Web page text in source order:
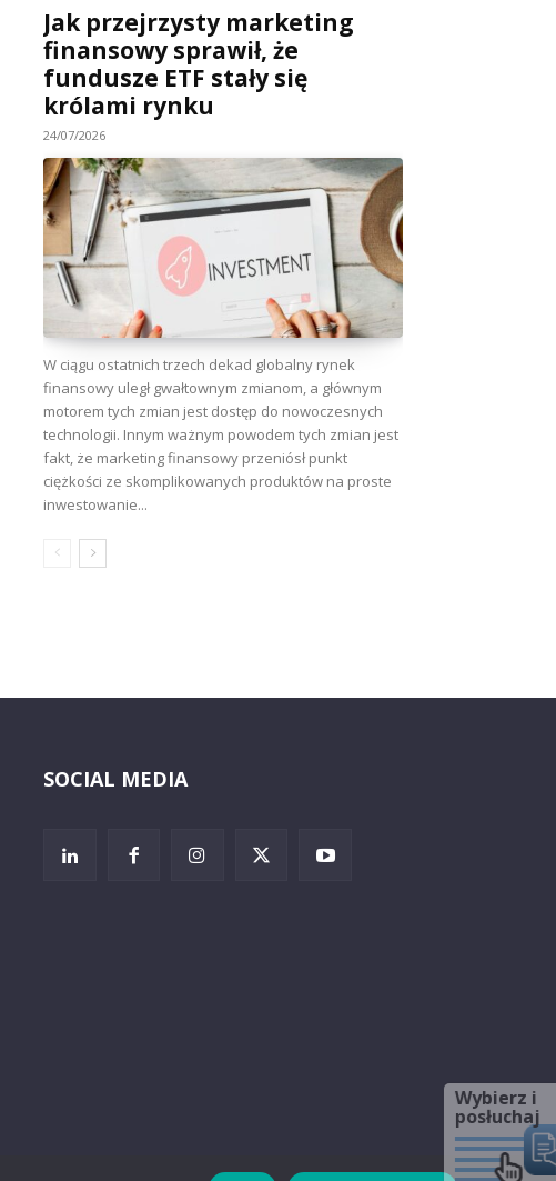
Jak przejrzysty marketing
finansowy sprawił, że
fundusze ETF stały się
królami rynku
24/07/2026
W ciągu ostatnich trzech dekad globalny rynek
finansowy uległ gwałtownym zmianom, a głównym
motorem tych zmian jest dostęp do nowoczesnych
technologii. Innym ważnym powodem tych zmian jest
fakt, że marketing finansowy przeniósł punkt
ciężkości ze skomplikowanych produktów na proste
inwestowanie...
SOCIAL MEDIA
Wybierz i
posłuchaj